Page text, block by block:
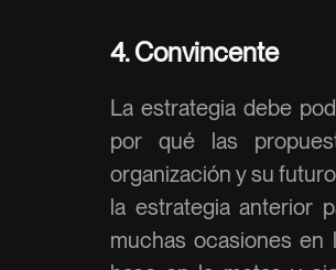
4. Convincente
La estrategia debe
por qué las
organización y su
la estrategia anterior
muchas ocasiones